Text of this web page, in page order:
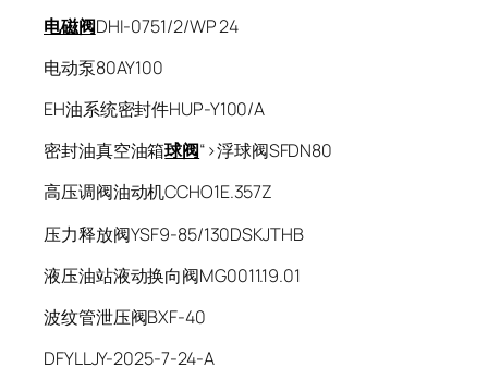
电磁阀DHI-0751/2/WP 24
电动泵80AY100
EH油系统密封件HUP-Y100/A
密封油真空油箱球阀“>浮球阀SFDN80
高压调阀油动机CCHO1E.357Z
压力释放阀YSF9-85/130DSKJTHB
液压油站液动换向阀MG0011.19.01
波纹管泄压阀BXF-40
DFYLLJY-2025-7-24-A